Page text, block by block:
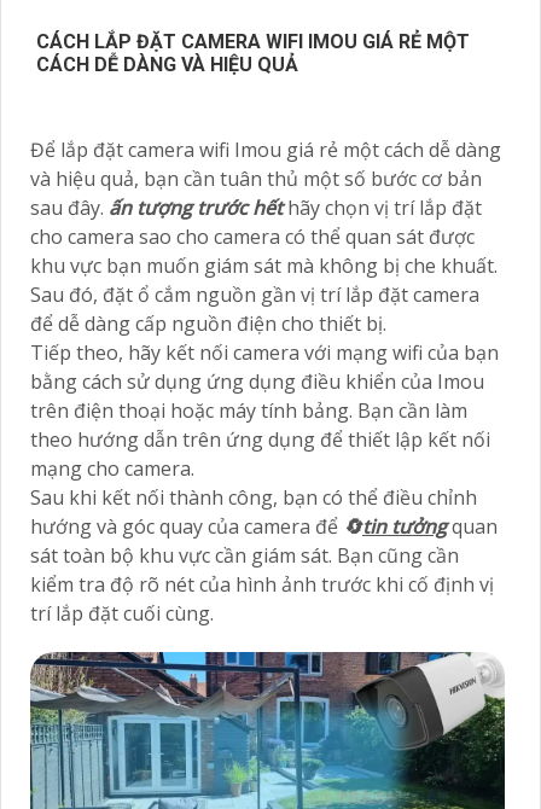
CÁCH LẮP ĐẶT CAMERA WIFI IMOU GIÁ RẺ MỘT
CÁCH DỄ DÀNG VÀ HIỆU QUẢ
Để lắp đặt camera wifi Imou giá rẻ một cách dễ dàng
và hiệu quả, bạn cần tuân thủ một số bước cơ bản
sau đây. ấn tượng trước hếthãy chọn vị trí lắp đặt
cho camera sao cho camera có thể quan sát được
khu vực bạn muốn giám sát mà không bị che khuất.
Sau đó, đặt ổ cắm nguồn gần vị trí lắp đặt camera
để dễ dàng cấp nguồn điện cho thiết bị.
Tiếp theo, hãy kết nối camera với mạng wifi của bạn
bằng cách sử dụng ứng dụng điều khiển của Imou
trên điện thoại hoặc máy tính bảng. Bạn cần làm
theo hướng dẫn trên ứng dụng để thiết lập kết nối
mạng cho camera.
Sau khi kết nối thành công, bạn có thể điều chỉnh
hướng và góc quay của camera để 🔄tin tưởngquan
sát toàn bộ khu vực cần giám sát. Bạn cũng cần
kiểm tra độ rõ nét của hình ảnh trước khi cố định vị
trí lắp đặt cuối cùng.